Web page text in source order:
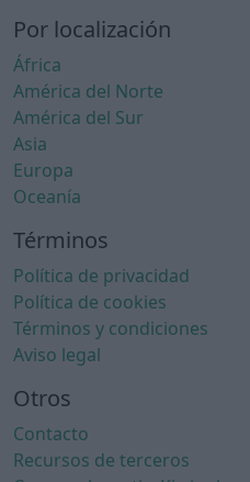
Por localización
África
América del Norte
América del Sur
Asia
Europa
Oceanía
Términos
Política de privacidad
Política de cookies
Términos y condiciones
Aviso legal
Otros
Contacto
Recursos de terceros